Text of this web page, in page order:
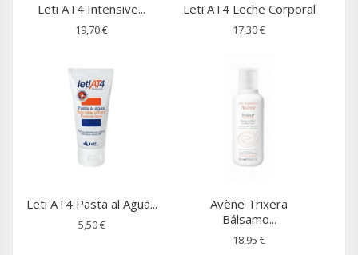
Leti AT4 Intensive...
19,70 €
Leti AT4 Leche Corporal
17,30 €
Leti AT4 Pasta al Agua...
5,50 €
Avène Trixera
Bálsamo...
18,95 €